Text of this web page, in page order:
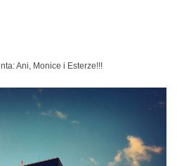
Ani, Monice i Esterze!!!